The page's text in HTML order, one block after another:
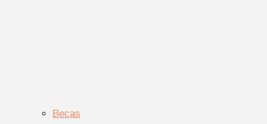
Becas